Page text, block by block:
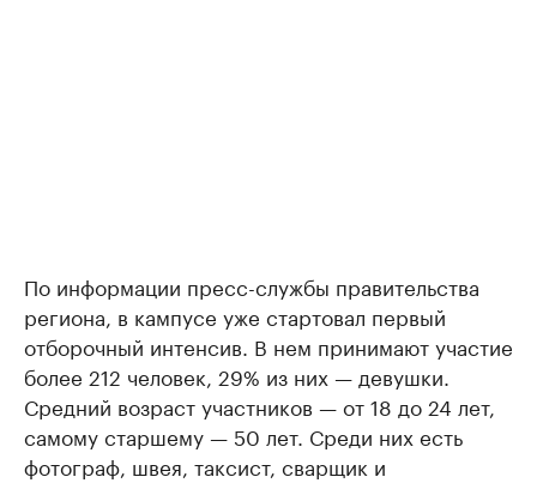
По информации пресс-службы правительства
региона, в кампусе уже стартовал первый
отборочный интенсив. В нем принимают участие
более 212 человек, 29% из них — девушки.
Средний возраст участников — от 18 до 24 лет,
самому старшему — 50 лет. Среди них есть
фотограф, швея, таксист, сварщик и